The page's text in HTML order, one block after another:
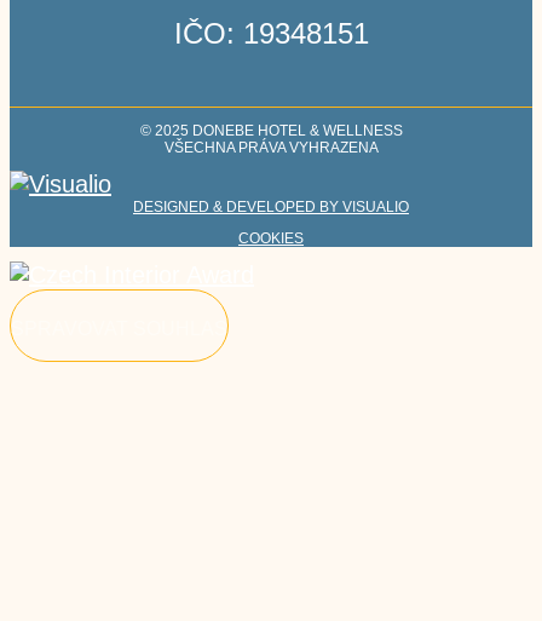
IČO: 19348151
© 2025 DONEBE HOTEL & WELLNESS
VŠECHNA PRÁVA VYHRAZENA
DESIGNED & DEVELOPED BY VISUALIO
COOKIES
SPRAVOVAT SOUHLAS